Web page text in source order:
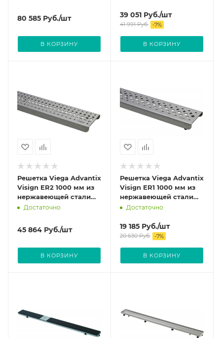
80 585 Руб./шт
В КОРЗИНУ
39 051 Руб./шт
41 991Руб. -7%
В КОРЗИНУ
Решетка Viega Advantix
Visign ER2 1000 мм из
нержавеющей стали
цвет Глянцевый 571603
Достаточно
45 864 Руб./шт
В КОРЗИНУ
Решетка Viega Advantix
Visign ER1 1000 мм из
нержавеющей стали
Достаточно
19 185 Руб./шт
20 630Руб. -7%
В КОРЗИНУ